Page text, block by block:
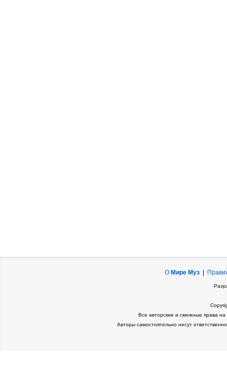
О Мире Муз|
Все авторские и смежные права
Авторы самостоятельно несут